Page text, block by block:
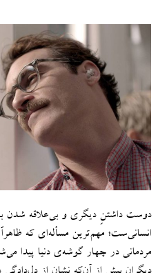
دوست‌ داشتنِ دیگری و بی‌علاقه‌ شدن
انسانی‌ست؛ مهم‌ترین مسأله‌ای‌ که
مردمانی در چهار گوشه‌ی دنیا پیدا